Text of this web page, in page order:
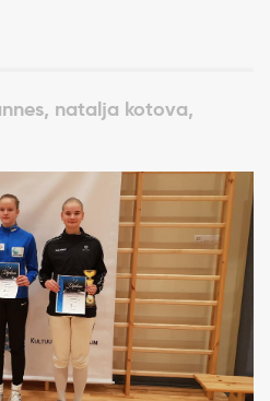
natalja kotova,